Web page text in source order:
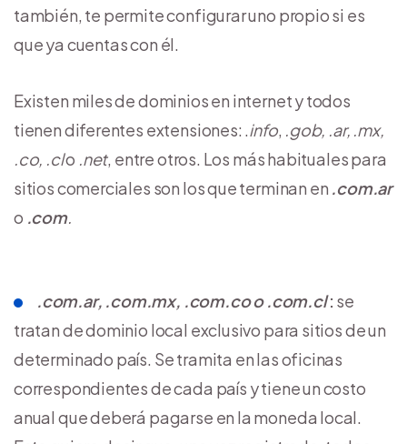
también, te permite configurar uno propio si es
que ya cuentas con él.
Existen miles de dominios en internet y todos
tienen diferentes extensiones: .info, .gob, .ar, .mx,
.co, .clo .net, entre otros. Los más habituales para
sitios comerciales son los que terminan en .com.ar
o .com.
.com.ar, .com.mx, .com.co o .com.cl: se
tratan de dominio local exclusivo para sitios de un
determinado país. Se tramita en las oficinas
correspondientes de cada país y tiene un costo
anual que deberá pagarse en la moneda local.